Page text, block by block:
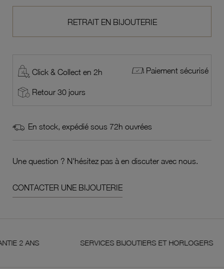
RETRAIT EN BIJOUTERIE
Click & Collect en 2h Paiement sécurisé
Retour 30 jours
En stock, expédié sous 72h ouvrées
Une question ? N'hésitez pas à en discuter avec nous.
CONTACTER UNE BIJOUTERIE
SERVICES BIJOUTIERS ET HORLOGERS